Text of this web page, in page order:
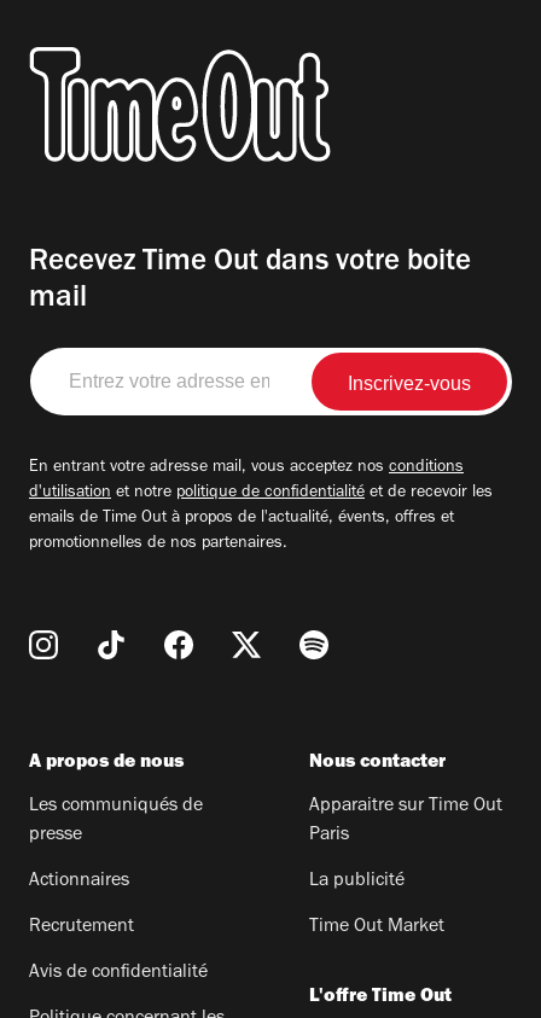
Recevez Time Out dans votre boite
mail
Entrez
votre
adresse
En entrant votre adresse mail, vous acceptez nos conditions
d'utilisation et notre politique de confidentialité et de recevoir les
emails de Time Out à propos de l'actualité, évents, offres et
promotionnelles de nos partenaires.
A propos de nous
Les communiqués de
presse
Actionnaires
Recrutement
Avis de confidentialité
Nous contacter
Apparaitre sur Time Out
Paris
La publicité
Time Out Market
L'offre Time Out